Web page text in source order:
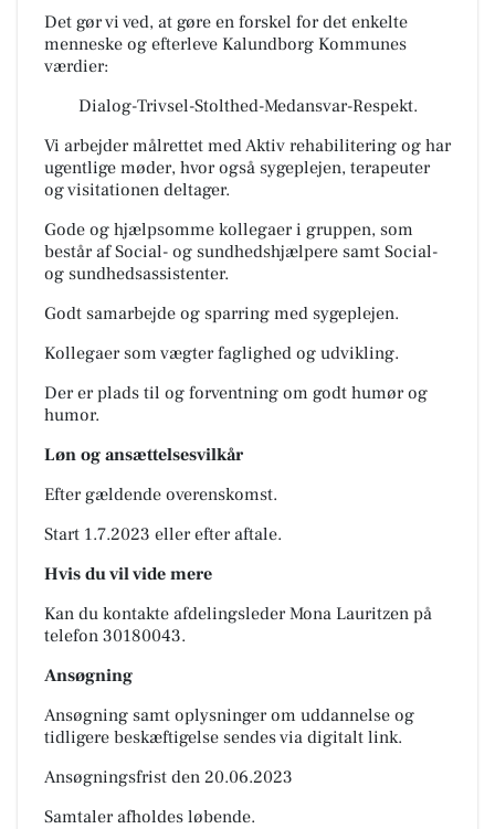
Det gør vi ved, at gøre en forskel for det enkelte
menneske og efterleve Kalundborg Kommunes
værdier:
Dialog-Trivsel-Stolthed-Medansvar-Respekt.
Vi arbejder målrettet med Aktiv rehabilitering og har
ugentlige møder, hvor også sygeplejen, terapeuter
og visitationen deltager.
Gode og hjælpsomme kollegaer i gruppen, som
består af Social- og sundhedshjælpere samt Social-
og sundhedsassistenter.
Godt samarbejde og sparring med sygeplejen.
Kollegaer som vægter faglighed og udvikling.
Der er plads til og forventning om godt humør og
humor.
Løn og ansættelsesvilkår
Efter gældende overenskomst.
Start 1.7.2023 eller efter aftale.
Hvis du vil vide mere
Kan du kontakte afdelingsleder Mona Lauritzen på
telefon 30180043.
Ansøgning
Ansøgning samt oplysninger om uddannelse og
tidligere beskæftigelse sendes via digitalt link.
Ansøgningsfrist den 20.06.2023
Samtaler afholdes løbende.